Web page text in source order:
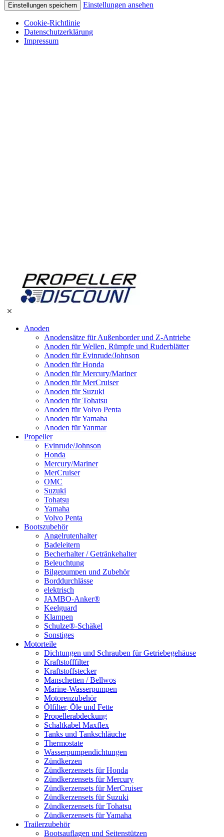
Einstellungen speichern
Einstellungen ansehen
Cookie-Richtlinie
Datenschutzerklärung
Impressum
Anoden
Anodensätze für Außenborder und Z-Antriebe
Anoden für Wellen, Rümpfe und Ruderblätter
Anoden für Evinrude/Johnson
Anoden für Honda
Anoden für Mercury/Mariner
Anoden für MerCruiser
Anoden für Suzuki
Anoden für Tohatsu
Anoden für Volvo Penta
Anoden für Yamaha
Anoden für Yanmar
Propeller
Evinrude/Johnson
Honda
Mercury/Mariner
MerCruiser
OMC
Suzuki
Tohatsu
Yamaha
Volvo Penta
Bootszubehör
Angelrutenhalter
Badeleitern
Becherhalter / Getränkehalter
Beleuchtung
Bilgepumpen und Zubehör
Borddurchlässe
elektrisch
JAMBO-Anker®
Keelguard
Klampen
Schulze®-Schäkel
Sonstiges
Motorteile
Dichtungen und Schrauben für Getriebegehäuse
Kraftstofffilter
Kraftstoffstecker
Manschetten / Bellwos
Marine-Wasserpumpen
Motorenzubehör
Ölfilter, Öle und Fette
Propellerabdeckung
Schaltkabel Maxflex
Tanks und Tankschläuche
Thermostate
Wasserpumpendichtungen
Zündkerzen
Zündkerzensets für Honda
Zündkerzensets für Mercury
Zündkerzensets für MerCruiser
Zündkerzensets für Suzuki
Zündkerzensets für Tohatsu
Zündkerzensets für Yamaha
Trailerzubehör
Bootsauflagen und Seitenstützen